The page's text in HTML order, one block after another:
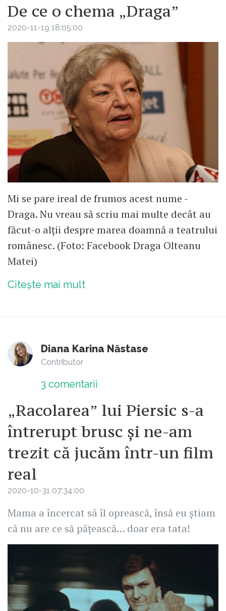
De ce o chema „Draga”
2020-11-19 18:05:00
Mi se pare ireal de frumos acest nume -
Draga. Nu vreau să scriu mai multe decât au
făcut-o alții despre marea doamnă a teatrului
românesc. (Foto: Facebook Draga Olteanu
Matei)
Citește mai mult
Diana Karina Năstase
Contributor
3 comentarii
„Racolarea” lui Piersic s-a
întrerupt brusc și ne-am
trezit că jucăm într-un film
real
2020-10-31 07:34:00
Mama a încercat sã îl oprească, însă eu ştiam
că nu are ce să păţească… doar era tata!